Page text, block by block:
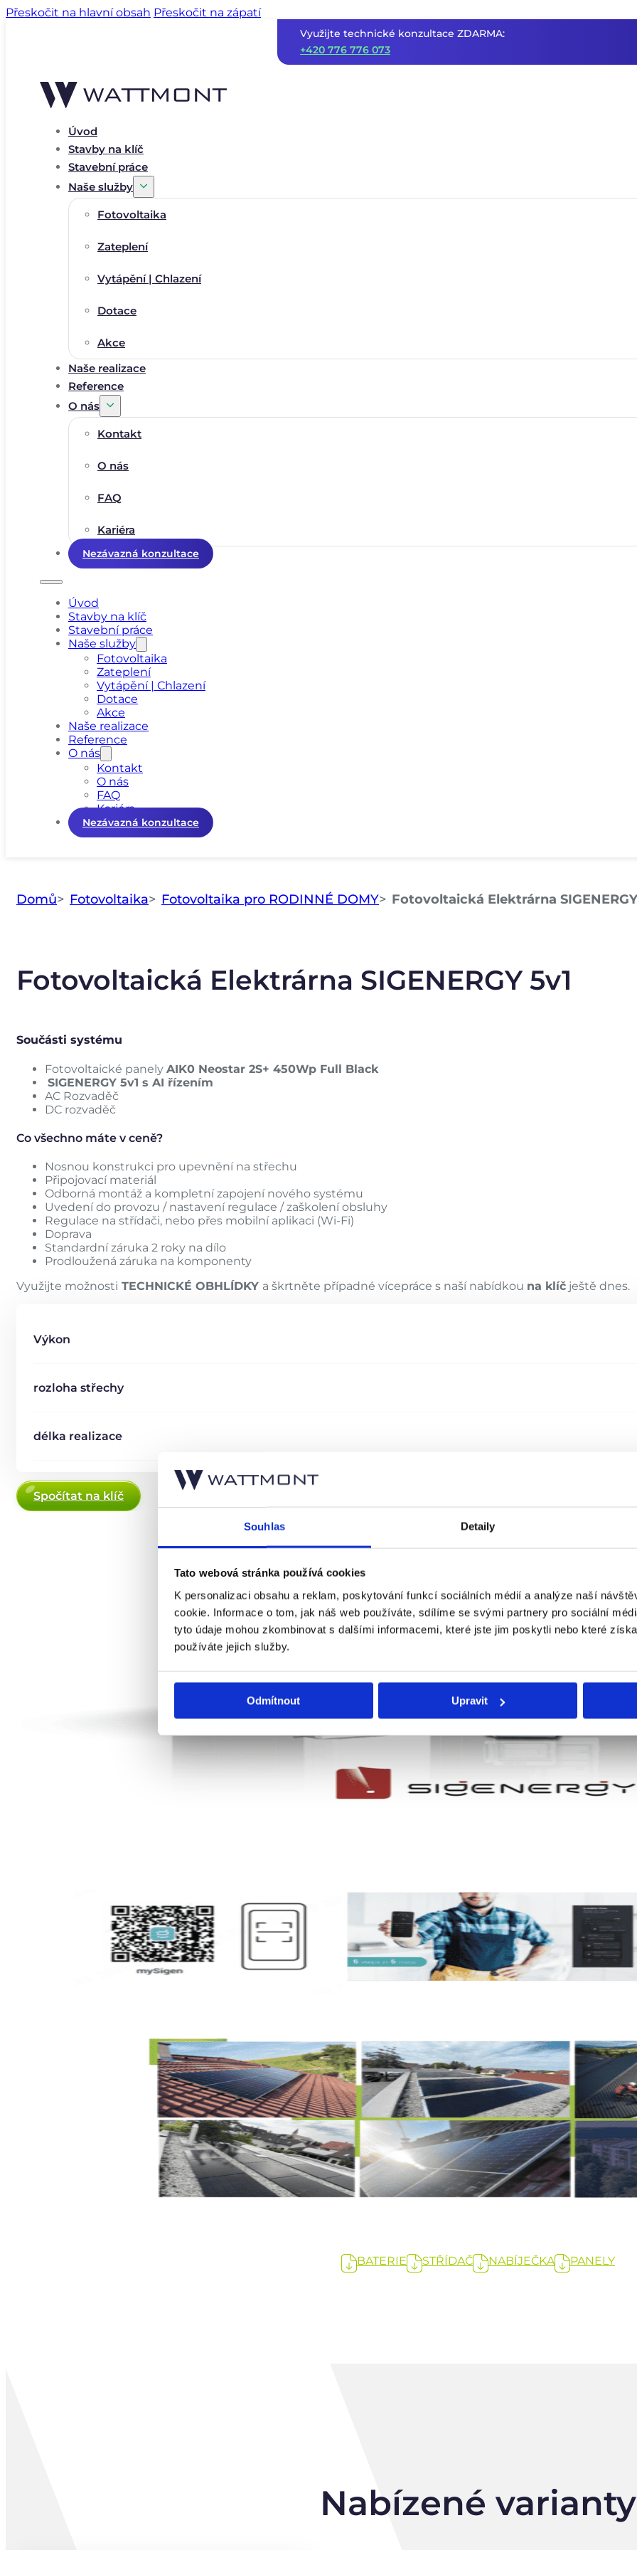
Souhlas Detaily
Tato webová stránka používá cookies
K personalizaci obsahu a reklam, poskytování funkcí sociálních médií a analýze naší
cookie. Informace o tom, jak náš web používáte, sdílíme se svými partnery pro sociální
tyto údaje mohou zkombinovat s dalšími informacemi, které jste jim poskytli nebo které
používáte jejich služby.
Odmítnout Upravit
Přeskočit na hlavní obsah Přeskočit na zápatí
Využijte technické konzultace ZDARMA:
+420 776 776 073
Úvod
Stavby na klíč
Stavební práce
Naše služby
Fotovoltaika
Zateplení
Vytápění | Chlazení
Dotace
Akce
Naše realizace
Reference
O nás
Kontakt
O nás
FAQ
Kariéra
Nezávazná konzultace
Úvod
Stavby na klíč
Stavební práce
Naše služby
Fotovoltaika
Zateplení
Vytápění | Chlazení
Dotace
Akce
Naše realizace
Reference
O nás
Kontakt
O nás
FAQ
Kariéra
Nezávazná konzultace
Domů Fotovoltaika Fotovoltaika pro RODINNÉ DOMY Fotovoltaická Elektrárna
Fotovoltaická Elektrárna SIGENERGY 5v1
Součásti systému
Fotovoltaické panely AIK0 Neostar 2S+ 450Wp Full Black
SIGENERGY 5v1 s AI řízením
AC Rozvaděč
DC rozvaděč
Co všechno máte v ceně?
Nosnou konstrukci pro upevnění na střechu
Připojovací materiál
Odborná montáž a kompletní zapojení nového systému
Uvedení do provozu / nastavení regulace / zaškolení obsluhy
Regulace na střídači, nebo přes mobilní aplikaci (Wi-Fi)
Doprava
Standardní záruka 2 roky na dílo
Prodloužená záruka na komponenty
Využijte možnosti TECHNICKÉ OBHLÍDKY a škrtněte případné vícepráce s naší nabídkou na klíč ještě dnes.
Výkon
rozloha střechy
délka realizace
Spočítat na klíč
BATERIE STŘÍDAČ NABÍJEČKA PANELY
Nabízené varianty